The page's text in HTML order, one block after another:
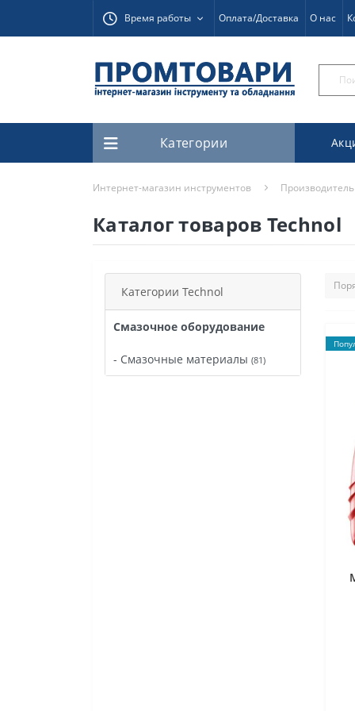
Время работы Оплата/Доставка О нас
Категории
Интернет-магазин инструментов Производитель
Каталог товаров Technol
Категории Technol
Смазочное оборудование
- Смазочные материалы (81)